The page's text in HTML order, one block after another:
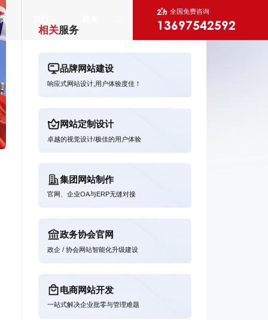
全国免费咨询
13697542592
相关服务
品牌网站建设
响应式网站设计,用户体验度佳！
网站定制设计
卓越的视觉设计/极佳的用户体验
集团网站制作
官网、企业OA与ERP无缝对接
政务协会官网
政企 / 协会网站智能化升级建设
电商网站开发
一站式解决企业批零与管理难题